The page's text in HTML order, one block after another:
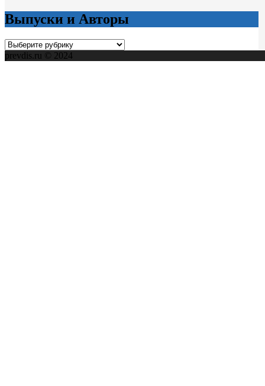
Выпуски и Авторы
Выпуски
и
prevdis.ru © 2024